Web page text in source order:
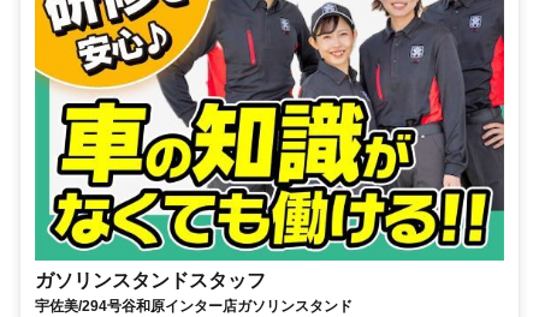
ガソリンスタンドスタッフ
宇佐美/294号谷和原インター店ガソリンスタンド